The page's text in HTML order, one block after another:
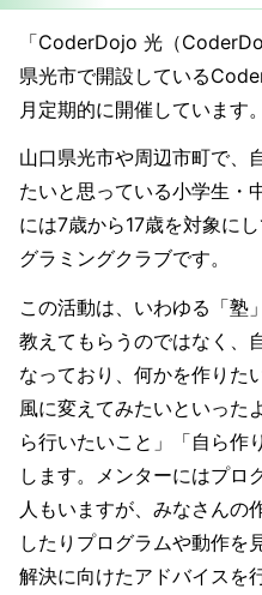
「CoderDojo 光（
県光市で開設している
月定期的に開催しています。
山口県光市や周辺市町で、
たいと思っている小学生・
には7歳から17歳を対象に
グラミングクラブです。
この活動は、いわゆる「塾
教えてもらうのではなく、
なっており、何かを作りた
風に変えてみたいといった
ら行いたいこと」「自ら作
します。メンターにはプロ
人もいますが、みなさんの
したりプログラムや動作を
解決に向けたアドバイスを